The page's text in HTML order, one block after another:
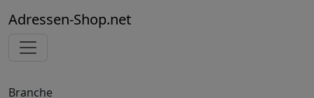
Adressen-Shop.net
Branche